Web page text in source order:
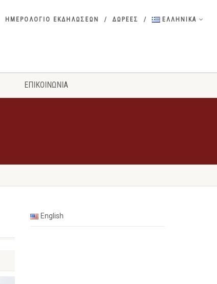
ΗΜΕΡΟΛΟΓΙΟ ΕΚΔΗΛΩΣΕΩΝ ΔΩΡΕΕΣ ΕΛΛΗΝΙΚΑ
ΕΠΙΚΟΙΝΩΝΙΑ
English